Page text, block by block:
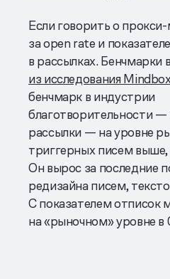
Если говорить о
за open rate и
в рассылках. Бенчмарки
из исследования
бенчмарк в индустрии
благотворительности
рассылки — на уровне
триггерных писем
Он вырос за последние
редизайна писем,
С показателем отписок
на «рыночном» уровне в